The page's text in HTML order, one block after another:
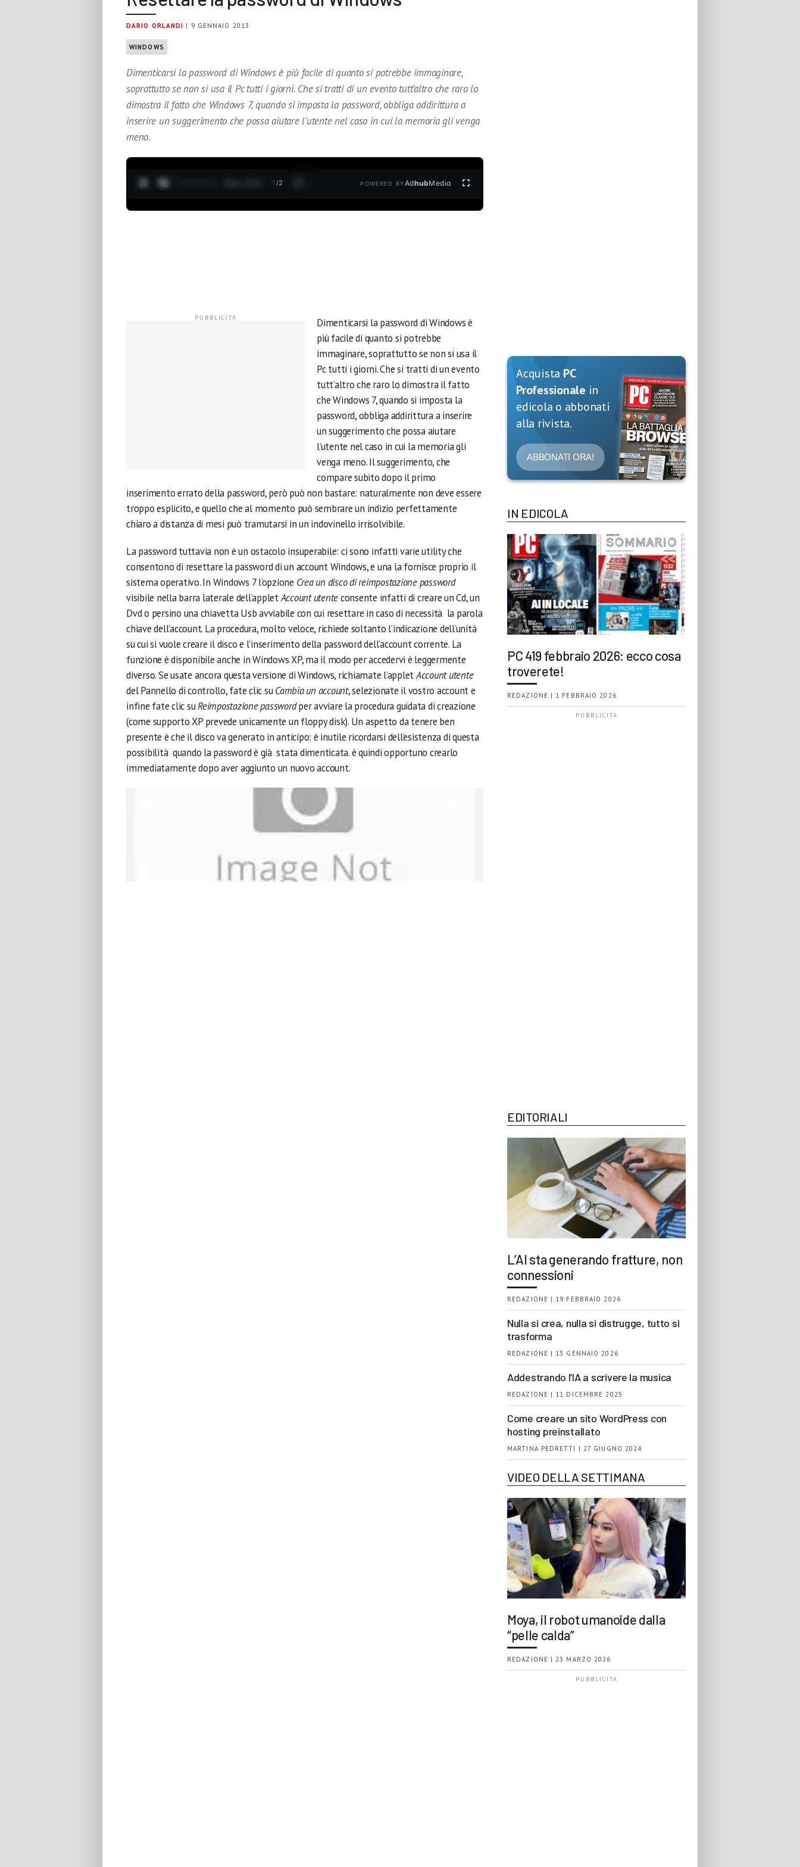
DARIO ORLANDI | 9 GENNAIO 2013
WINDOWS
Dimenticarsi la password di Windows è più facile di quanto si potrebbe immaginare,
soprattutto se non si usa il Pc tutti i giorni. Che si tratti di un evento tutt’altro che raro lo
dimostra il fatto che Windows 7, quando si imposta la password, obbliga addirittura a
inserire un suggerimento che possa aiutare l’utente nel caso in cui la memoria gli venga
meno.
1 /2 POWERED BYAdhubMedia
Dimenticarsi la password di Windows è
più facile di quanto si potrebbe
immaginare, soprattutto se non si usa il
Pc tutti i giorni. Che si tratti di un evento
tutt’altro che raro lo dimostra il fatto
che Windows 7, quando si imposta la
password, obbliga addirittura a inserire
un suggerimento che possa aiutare
l’utente nel caso in cui la memoria gli
venga meno. Il suggerimento, che
compare subito dopo il primo
inserimento errato della password, però può non bastare: naturalmente non deve essere
troppo esplicito, e quello che al momento può sembrare un indizio perfettamente
chiaro a distanza di mesi può tramutarsi in un indovinello irrisolvibile.
La password tuttavia non è un ostacolo insuperabile: ci sono infatti varie utility che
consentono di resettare la password di un account Windows, e una la fornisce proprio il
sistema operativo. In Windows 7 l’opzione Crea un disco di reimpostazione password
visibile nella barra laterale dell’appletAccount utenteconsente infatti di creare un Cd, un
Dvd o persino una chiavetta Usb avviabile con cui resettare in caso di necessità la parola
chiave dell’account. La procedura, molto veloce, richiede soltanto l’indicazione dell’unità
su cui si vuole creare il disco e l’inserimento della password dell’account corrente. La
funzione è disponibile anche in Windows XP, ma il modo per accedervi è leggermente
diverso. Se usate ancora questa versione di Windows, richiamate l’appletAccount utente
del Pannello di controllo, fate clic suCambia un account, selezionate il vostro account e
infine fate clic suReimpostazione passwordper avviare la procedura guidata di creazione
(come supporto XP prevede unicamente un floppy disk). Un aspetto da tenere ben
presente è che il disco va generato in anticipo: è inutile ricordarsi dell’esistenza di questa
possibilità quando la password è già stata dimenticata. è quindi opportuno crearlo
immediatamente dopo aver aggiunto un nuovo account.
Acquista PC
Professionale in
edicola o abbonati
alla rivista.
ABBONATI ORA!
IN EDICOLA
PC 419 febbraio 2026: ecco cosa
troverete!
REDAZIONE | 1 FEBBRAIO 2026
EDITORIALI
L’AI sta generando fratture, non
connessioni
REDAZIONE | 19 FEBBRAIO 2026
Nulla si crea, nulla si distrugge, tutto si
trasforma
REDAZIONE | 13 GENNAIO 2026
Addestrando l’IA a scrivere la musica
REDAZIONE | 11 DICEMBRE 2025
Come creare un sito WordPress con
hosting preinstallato
MARTINA PEDRETTI | 27 GIUGNO 2024
VIDEO DELLA SETTIMANA
Moya, il robot umanoide dalla
“pelle calda”
REDAZIONE | 23 MARZO 2026